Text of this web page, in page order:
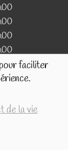
faciliter
de la vie
en vente